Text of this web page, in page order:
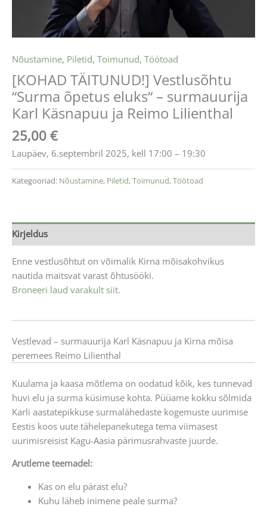
Nõustamine, Piletid, Toimunud, Töötoad
[KOHAD TÄITUNUD!] Vestlusõhtu
“Surma õpetus eluks“ – surmauurija
Karl Käsnapuu ja Reimo Lilienthal
25,00 €
Laupäev, 6.septembril 2025, kell 17:00 – 19:30
Kategooriad: Nõustamine, Piletid,Toimunud,Töötoad
Kirjeldus
Enne vestlusõhtut on võimalik Kirna mõisakohvikus
nautida maitsvat varast õhtusööki.
Broneeri laud varakult siit.
Vestlevad – surmauurija Karl Käsnapuu ja Kirna mõisa
peremees Reimo Lilienthal
Kuulama ja kaasa mõtlema on oodatud kõik, kes tunnevad
huvi elu ja surma küsimuse kohta. Püüame kokku sõlmida
Karli aastatepikkuse surmalähedaste kogemuste uurimise
Eestis koos uute tähelepanekutega tema viimasest
uurimisreisist Kagu-Aasia pärimusrahvaste juurde.
Arutleme teemadel:
Kas on elu pärast elu?
Kuhu läheb inimene peale surma?